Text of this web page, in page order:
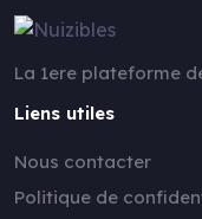
La 1ere plateforme
Liens utiles
Nous contacter
Politique de